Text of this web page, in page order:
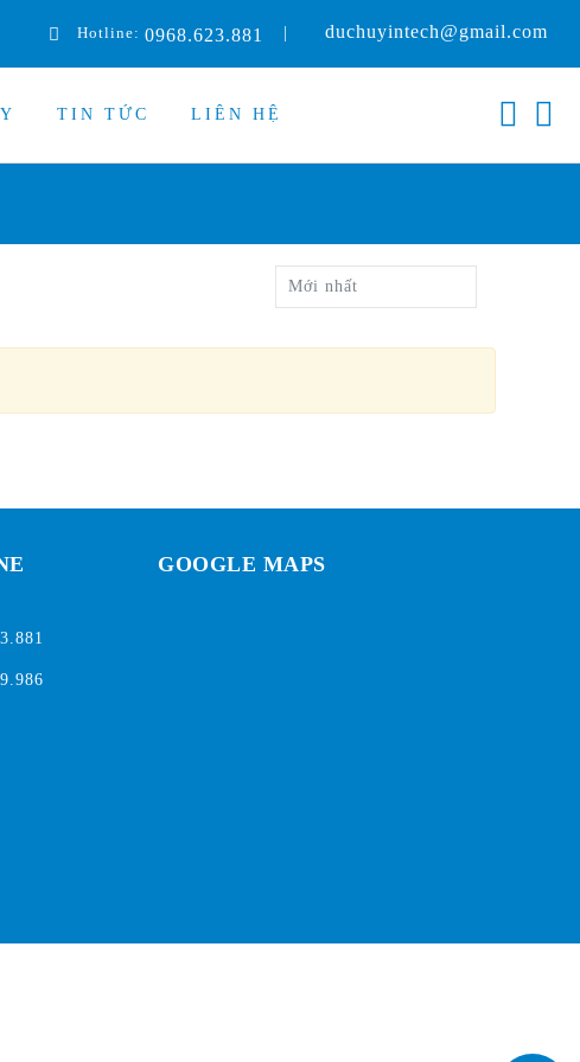
Hotline: 0968.623.881 duchuyintech@gmail.com
TIN TỨC LIÊN HỆ
Mới nhất
GOOGLE MAPS